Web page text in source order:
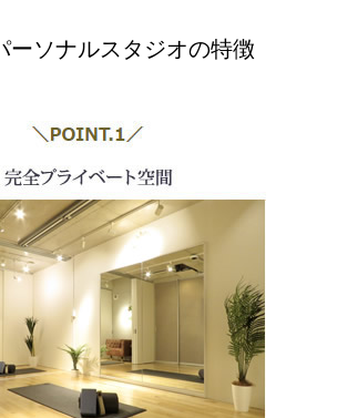
ーソナルスタジオの特徴